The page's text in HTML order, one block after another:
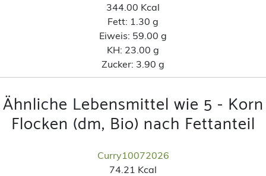
344.00 Kcal
Fett: 1.30 g
Eiweis: 59.00 g
KH: 23.00 g
Zucker: 3.90 g
Ähnliche Lebensmittel wie 5 - Korn
Flocken (dm, Bio) nach Fettanteil
Curry10072026
74.21 Kcal